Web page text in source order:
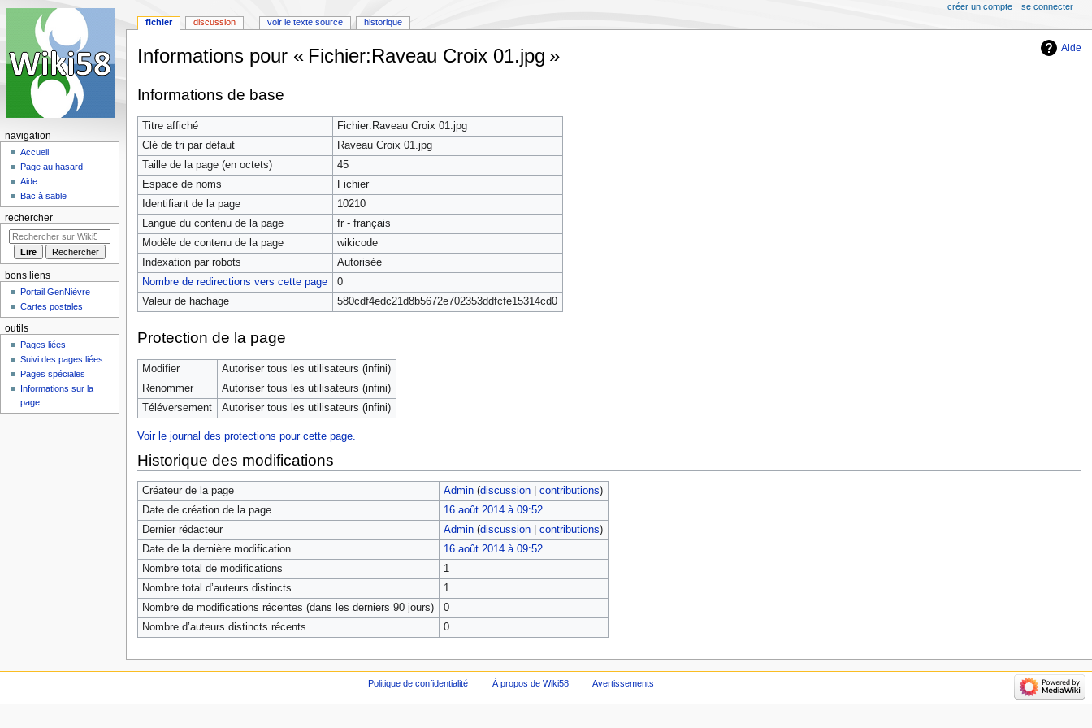
Aide
Informations pour « Fichier:Raveau Croix 01.jpg »
à
la
navigation
à
la
recherche
Informations de base
Titre affiché
Fichier:Raveau Croix 01.jpg
Clé de tri par défaut
Raveau Croix 01.jpg
Taille de la page (en octets)
45
Espace de noms
Fichier
Identifiant de la page
10210
Langue du contenu de la page
fr - français
Modèle de contenu de la page
wikicode
Indexation par robots
Autorisée
Nombre de redirections vers cette page
0
Valeur de hachage
580cdf4edc21d8b5672e702353ddfcfe15314cd0
Protection de la page
Modifier
Autoriser tous les utilisateurs (infini)
Renommer
Autoriser tous les utilisateurs (infini)
Téléversement
Autoriser tous les utilisateurs (infini)
Voir le journal des protections pour cette page.
Historique des modifications
Créateur de la page Admin (discussion| contributions)
Date de création de la page
16 août 2014 à 09:52
Dernier rédacteur
Admin (discussion| contributions)
Date de la dernière modification
16 août 2014 à 09:52
Nombre total de modifications
1
Nombre total d’auteurs distincts
1
Nombre de modifications récentes (dans les derniers 90 jours)
0
Nombre d’auteurs distincts récents
0
fichier discussion voir le texte source historique
créer un compte se connecter
navigation
Accueil
Page au hasard
Aide
Bac à sable
rechercher
bons liens
Portail GenNièvre
Cartes postales
outils
Pages liées
Suivi des pages liées
Pages spéciales
Informations sur la
page
Politique de confidentialité À propos de Wiki58 Avertissements